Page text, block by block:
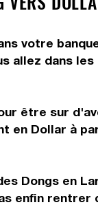
votre
allez dans
être sur
en Dollar à
Dongs en
enfin